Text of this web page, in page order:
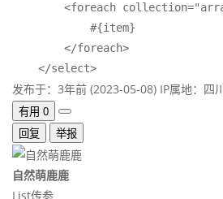
<foreach
            #{item}
        </foreach>
发布于：3年前 (2023-05-08) IP属地：四
有用 0
回复
举报
自然萌鹿鹿
List传参